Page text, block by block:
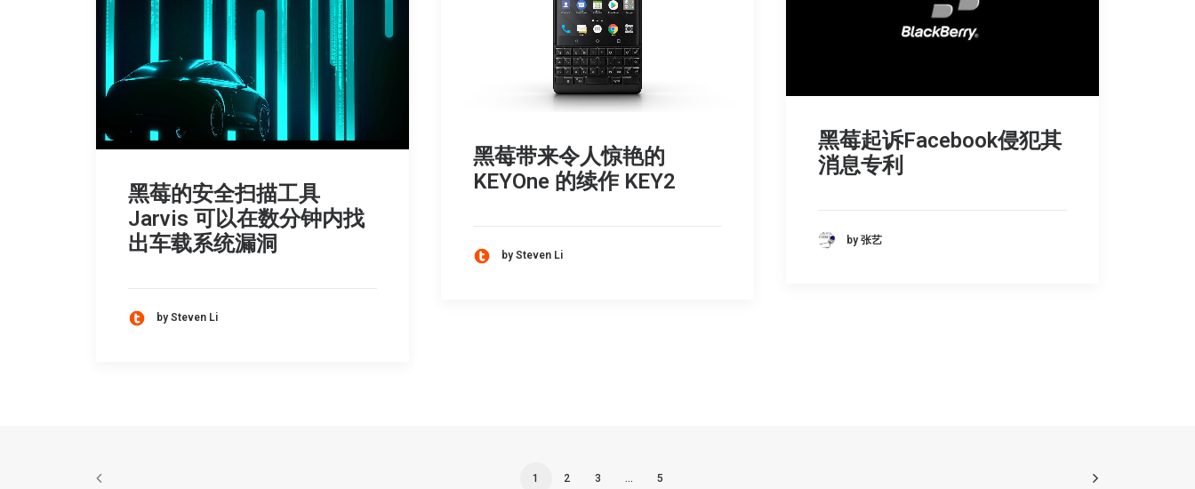
黑莓带来令人惊艳的
KEYOne 的续作 KEY2
by Steven Li
黑莓起诉Facebook侵犯其
消息专利
by 张艺
黑莓的安全扫描工具
Jarvis 可以在数分钟内找
出车载系统漏洞
by Steven Li
1 2 3 … 5